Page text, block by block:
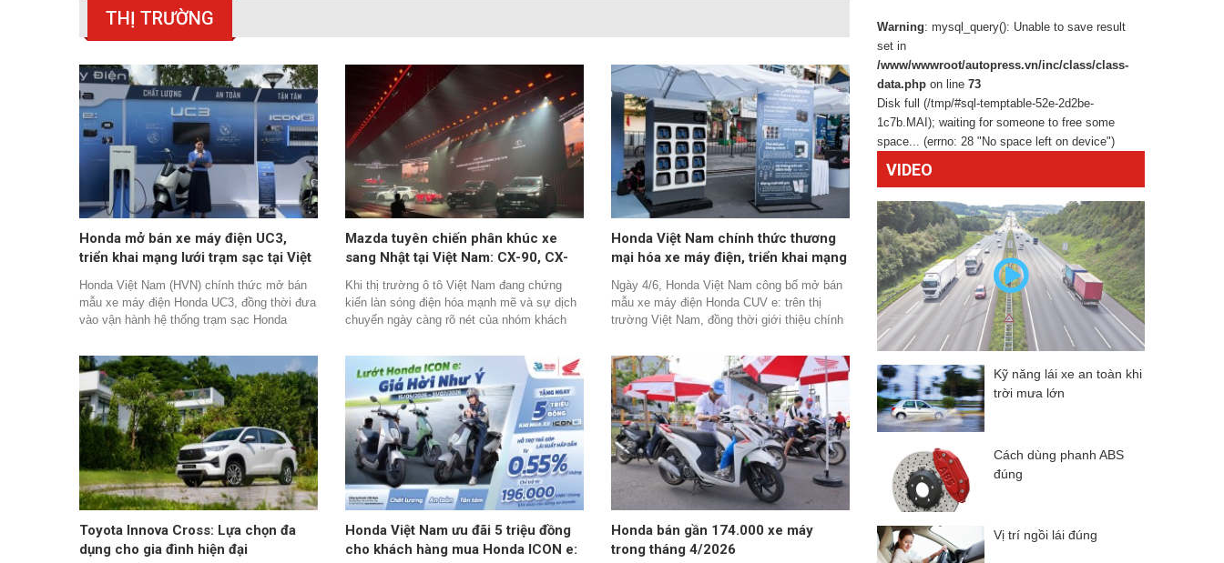
mở màn cuộc chơi mới
THỊ TRƯỜNG
Honda mở bán xe máy điện UC3,
triển khai mạng lưới trạm sạc tại Việt
Nam
Honda Việt Nam (HVN) chính thức mở bán
mẫu xe máy điện Honda UC3, đồng thời đưa
vào vận hành hệ thống trạm sạc Honda
từng bước mở rộng ra các tỉnh, thành phố
khác. Đây được xem là bước đi quan trọng
trong chiến lược phát triển hệ sinh thái xe
điện của hãng tại Việt Nam, bên cạnh việc
giới thiệu sản phẩm mới.
Mazda tuyên chiến phân khúc xe
sang Nhật tại Việt Nam: CX-90, CX-
60 Hybrid và MX-5 mở màn cuộc
chơi mới
Khi thị trường ô tô Việt Nam đang chứng
kiến làn sóng điện hóa mạnh mẽ và sự dịch
chuyển ngày càng rõ nét của nhóm khách
bước đi được xem là táo bạo nhất kể từ khi
thương hiệu này có mặt tại Việt Nam.
Honda Việt Nam chính thức thương
mại hóa xe máy điện, triển khai mạng
lưới đổi pin và sạc công cộng
Ngày 4/6, Honda Việt Nam công bố mở bán
mẫu xe máy điện Honda CUV e: trên thị
trường Việt Nam, đồng thời giới thiệu chính
kiến được phân phối từ tháng 7/2026. Cùng
với việc thương mại hóa sản phẩm, doanh
nghiệp cũng bắt đầu triển khai hệ thống trạm
đổi pin và trạm sạc dành cho xe máy điện tại
các đô thị lớn.
Toyota Innova Cross: Lựa chọn đa
dụng cho gia đình hiện đại
Honda Việt Nam ưu đãi 5 triệu đồng
cho khách hàng mua Honda ICON e:
Honda bán gần 174.000 xe máy
trong tháng 4/2026
Warning: mysql_query(): Unable to save result
set in
/www/wwwroot/autopress.vn/inc/class/class-
data.php on line 73
Disk full (/tmp/#sql-temptable-52e-2d2be-
1c7b.MAI); waiting for someone to free some
space... (errno: 28 "No space left on device")
VIDEO
Kỹ năng lái xe an toàn khi
trời mưa lớn
Cách dùng phanh ABS
đúng
Vị trí ngồi lái đúng